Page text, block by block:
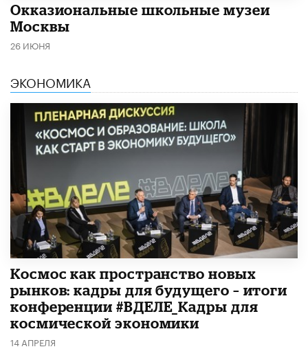
​Окказиональные школьные музеи
Москвы
26 ИЮНЯ
ЭКОНОМИКА
Космос как пространство новых
рынков: кадры для будущего – итоги
конференции #ВДЕЛЕ_Кадры для
космической экономики
14 АПРЕЛЯ